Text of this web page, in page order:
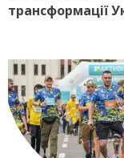
трансформації